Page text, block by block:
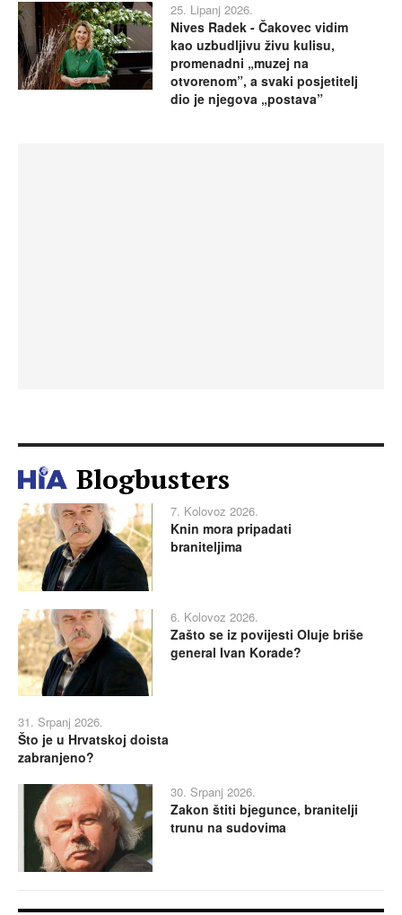
25. Lipanj 2026.
Nives Radek - Čakovec vidim
kao uzbudljivu živu kulisu,
promenadni „muzej na
otvorenom”, a svaki posjetitelj
dio je njegova „postava”
Blogbusters
7. Kolovoz 2026.
Knin mora pripadati
braniteljima
6. Kolovoz 2026.
Zašto se iz povijesti Oluje briše
general Ivan Korade?
31. Srpanj 2026.
Što je u Hrvatskoj doista
zabranjeno?
30. Srpanj 2026.
Zakon štiti bjegunce, branitelji
trunu na sudovima